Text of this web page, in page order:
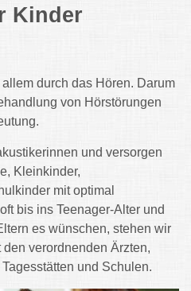
Kinder
durch das Hören. Darum
von Hörstörungen
und versorgen
Kleinkinder,
mit optimal
bis ins Teenager-Alter und
es wünschen, stehen wir
verordnenden Ärzten,
und Schulen.